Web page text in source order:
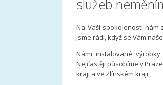
služeb
Na Vaší spokojenosti nám
jsme rádi, když se Vám
Námi instalované
Nejčastěji působíme v
kraji a ve Zlínském kraji.